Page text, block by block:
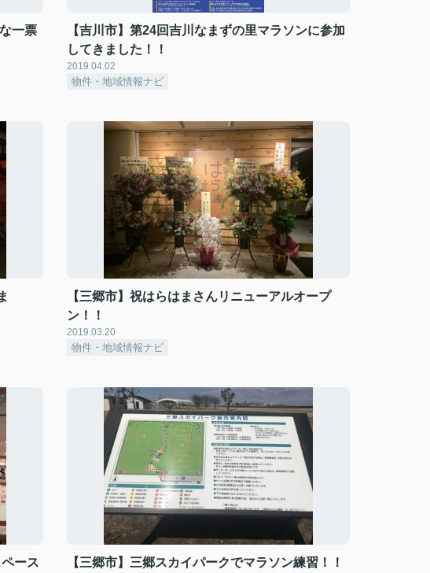
一票
【吉川市】第24回吉川なまずの里マラソンに参加
してきました！！
2019.04.02
物件・地域情報ナビ
【三郷市】祝はらはまさんリニューアルオープ
ン！！
2019.03.20
物件・地域情報ナビ
ース
【三郷市】三郷スカイパークでマラソン練習！！